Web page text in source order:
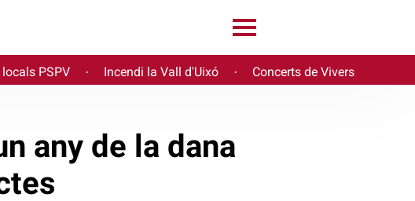
PSPV · Incendi la Vall d'Uixó · Concerts de Vivers
any de la dana